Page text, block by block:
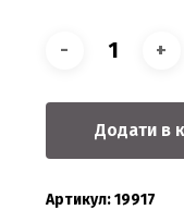
Додати в
Артикул:19917